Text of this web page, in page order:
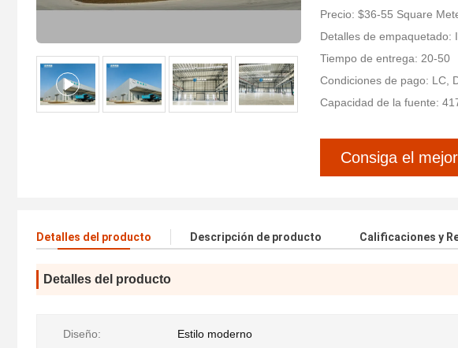
Precio: $36-55 Square
Detalles de empaquetado:
Tiempo de entrega: 20-50
Condiciones de pago: LC,
Capacidad de la fuente:
Consiga el
Detalles del producto Descripción de producto Calificaciones y
Detalles del producto
Diseño: Estilo moderno